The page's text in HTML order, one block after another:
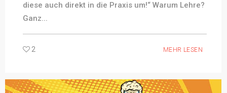
diese auch direkt in die Praxis um!“ Warum Lehre?
Ganz...
2 MEHR LESEN